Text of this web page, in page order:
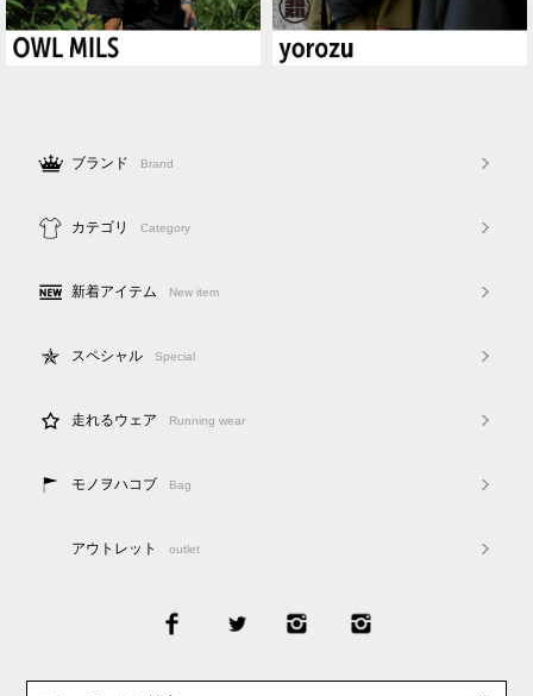
ブランド Brand
カテゴリ Category
新着アイテム New item
スペシャル Special
走れるウェア Running wear
モノヲハコブ Bag
アウトレット outlet